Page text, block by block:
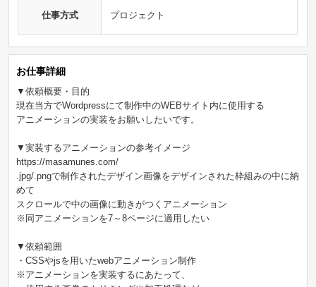
仕事方式 プロジェクト
お仕事詳細
▼依頼概要・目的
現在当方でWordpressにて制作中のWEBサイト内に使用する
アニメーションの実装をお願いしたいです。
▼実装するアニメーションの参考イメージ
https://masamunes.com/
.jpg/.pngで制作されたデザイン画像をデザインされた枠組みの中に納
めて
スクロールで中の画像に動きがつくアニメーション
※同アニメーションを7～8ページに適用したい
▼依頼範囲
・CSSやjsを用いたwebアニメーション制作
※アニメーションを実装するにあたって、